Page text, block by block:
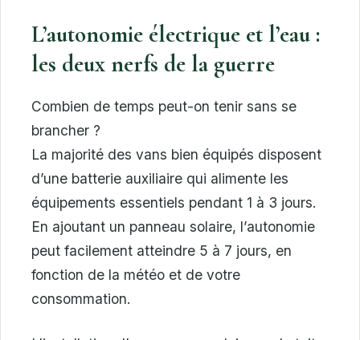
L’autonomie électrique et l’eau :
les deux nerfs de la guerre
Combien de temps peut-on tenir sans se
brancher ?
La majorité des vans bien équipés disposent
d’une batterie auxiliaire qui alimente les
équipements essentiels pendant 1 à 3 jours.
En ajoutant un panneau solaire, l’autonomie
peut facilement atteindre 5 à 7 jours, en
fonction de la météo et de votre
consommation.